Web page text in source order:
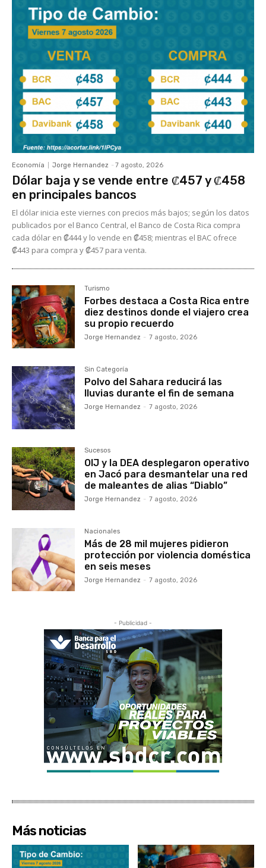
Economía Jorge Hernandez - 7 agosto, 2026
Dólar baja y se vende entre ₡457 y ₡458
en principales bancos
El dólar inicia este viernes con precios más bajos; según los datos
publicados por el Banco Central, el Banco de Costa Rica compra
cada dólar en ₡444 y lo vende en ₡458; mientras el BAC ofrece
₡443 para compra y ₡457 para venta.
Turismo
Forbes destaca a Costa Rica entre
diez destinos donde el viajero crea
su propio recuerdo
Jorge Hernandez - 7 agosto, 2026
Sin Categoría
Polvo del Sahara reducirá las
lluvias durante el fin de semana
Jorge Hernandez - 7 agosto, 2026
Sucesos
OIJ y la DEA desplegaron operativo
en Jacó para desmantelar una red
de maleantes de alias “Diablo”
Jorge Hernandez - 7 agosto, 2026
Nacionales
Más de 28 mil mujeres pidieron
protección por violencia doméstica
en seis meses
Jorge Hernandez - 7 agosto, 2026
- Publicidad -
Más noticias